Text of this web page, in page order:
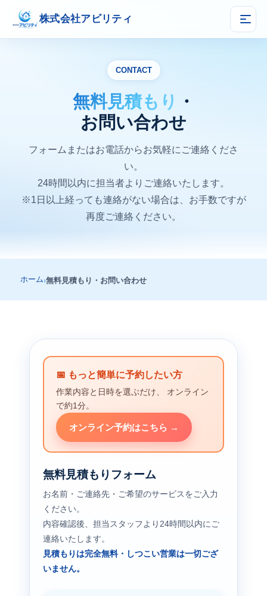
株式会社アビリティ
CONTACT
無料見積もり ・
お問い合わせ
フォームまたはお電話からお気軽にご連絡くださ
い。
24時間以内に担当者よりご連絡いたします。
※1日以上経っても連絡がない場合は、お手数ですが
再度ご連絡ください。
ホーム 無料見積もり・お問い合わせ
📅 もっと簡単に予約したい方
作業内容と日時を選ぶだけ、 オンライン
で約1分。
オンライン予約はこちら →
無料見積もりフォーム
お名前・ご連絡先・ご希望のサービスをご入力
ください。
内容確認後、担当スタッフより24時間以内にご
連絡いたします。
見積もりは完全無料・しつこい営業は一切ござ
いません。